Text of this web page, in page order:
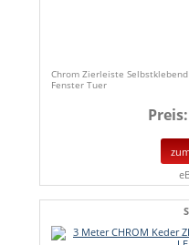
Chrom Zierleiste
Fenster Tuer
Preis: